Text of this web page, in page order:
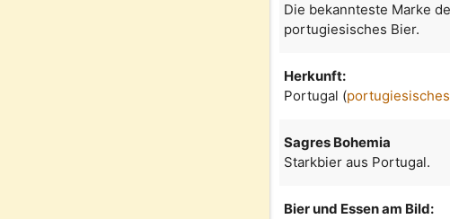
Die bekannteste Marke
portugiesisches Bier.
Herkunft:
Portugal (
Sagres Bohemia
Starkbier aus Portugal.
Bier und Essen am Bild: